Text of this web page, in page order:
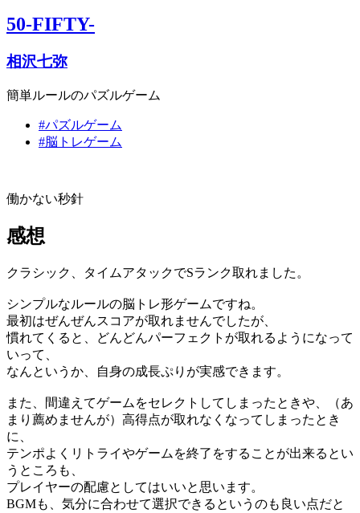
50-FIFTY-
相沢七弥
簡単ルールのパズルゲーム
#パズルゲーム
#脳トレゲーム
働かない秒針
感想
クラシック、タイムアタックでSランク取れました。
シンプルなルールの脳トレ形ゲームですね。
最初はぜんぜんスコアが取れませんでしたが、
慣れてくると、どんどんパーフェクトが取れるようになって
いって、
なんというか、自身の成長ぷりが実感できます。
また、間違えてゲームをセレクトしてしまったときや、（あ
まり薦めませんが）高得点が取れなくなってしまったとき
に、
テンポよくリトライやゲームを終了をすることが出来るとい
うところも、
プレイヤーの配慮としてはいいと思います。
BGMも、気分に合わせて選択できるというのも良い点だと